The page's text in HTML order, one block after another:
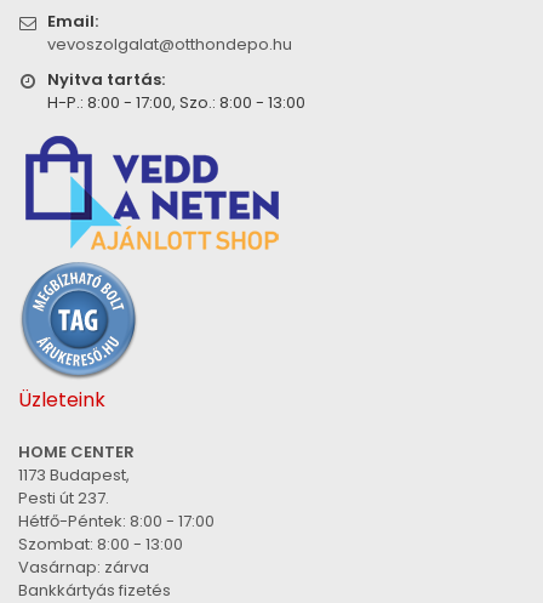
Email:
vevoszolgalat@otthondepo.hu
Nyitva tartás:
H-P.: 8:00 - 17:00, Szo.: 8:00 - 13:00
Üzleteink
HOME CENTER
1173 Budapest,
Pesti út 237.
Hétfő-Péntek: 8:00 - 17:00
Szombat: 8:00 - 13:00
Vasárnap: zárva
Bankkártyás fizetés